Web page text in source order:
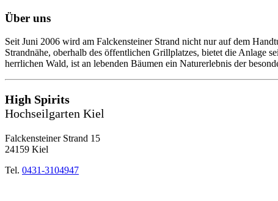
Über uns
Seit Juni 2006 wird am Falckensteiner Strand nicht nur auf dem
Strandnähe, oberhalb des öffentlichen Grillplatzes, bietet die Anlage
herrlichen Wald, ist an lebenden Bäumen ein Naturerlebnis der
High Spirits
Hochseilgarten Kiel
Falckensteiner Strand 15
24159 Kiel
Tel. 0431-3104947